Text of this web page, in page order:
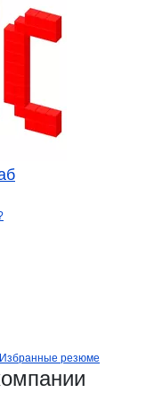
Избранные резюме